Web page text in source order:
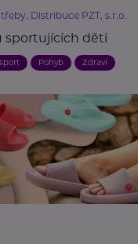
Distribuce PZT, s.r.o.
sportujících dětí
Pohyb Zdraví